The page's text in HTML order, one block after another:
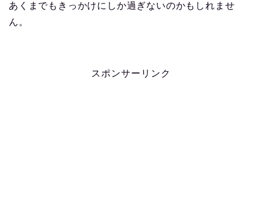
あくまでもきっかけにしか過ぎないのかもしれませ
ん。
スポンサーリンク